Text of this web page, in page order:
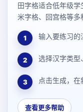
田字格适合低年级学
米字格、回宫格等多
1 输入要练习的
2 选择汉字类型
3 点击生成，在
查看更多帮助